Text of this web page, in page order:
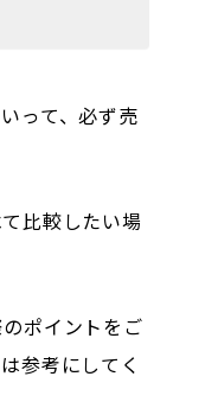
って、必ず売
比較したい場
ポイントをご
参考にしてく